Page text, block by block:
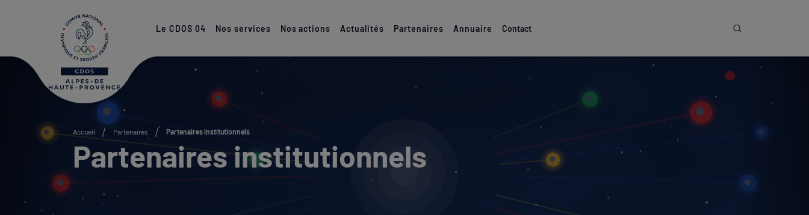
Le CDOS 04 Nos services Nos actions Actualités Partenaires Annuaire Contact
Accueil Partenaires Partenaires institutionnels
Partenaires institutionnels